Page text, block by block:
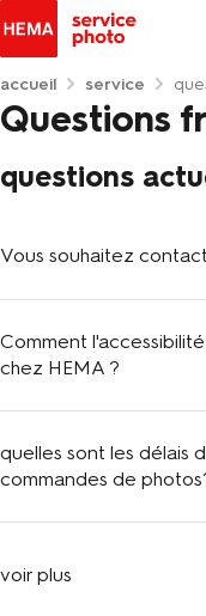
accueil service
Questions
questions
Vous souhaitez
Comment
chez HEMA ?
quelles sont les délais
commandes de
voir plus